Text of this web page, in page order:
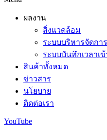
ผลงาน
สิ่งแวดล้อม
ระบบบริหารจัดกา
ระบบบันทึกเวลาเ
สินค้าทั้งหมด
ข่าวสาร
นโยบาย
ติดต่อเรา
YouTube